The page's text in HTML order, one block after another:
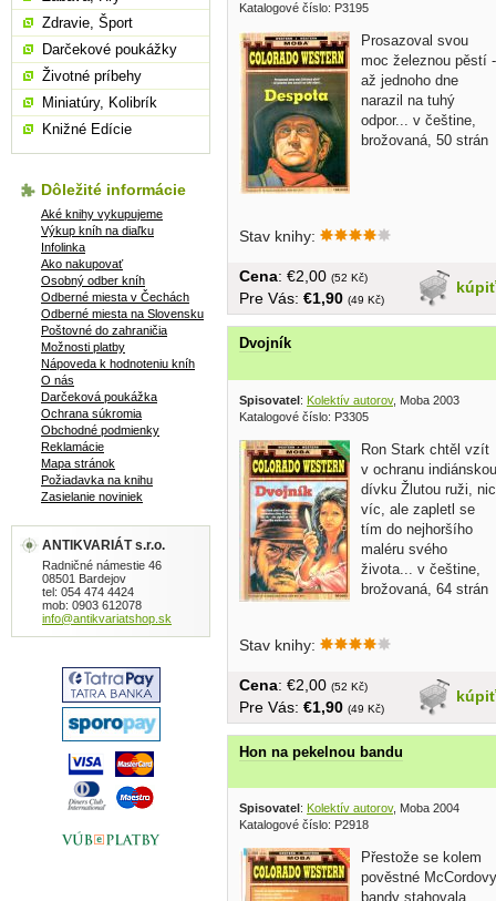
Katalogové číslo: P3195
Prosazoval svou
moc železnou pěstí -
až jednoho dne
narazil na tuhý
odpor... v češtine,
brožovaná, 50 strán
Stav knihy:
kúpiť
Cena: €2,00 (52 Kč)
Pre Vás: €1,90 (49 Kč)
Dvojník
Spisovatel: Kolektív autorov, Moba 2003
Katalogové číslo: P3305
Ron Stark chtěl vzít
v ochranu indiánskou
dívku Žlutou ruži, nic
víc, ale zapletl se
tím do nejhoršího
maléru svého
života... v češtine,
brožovaná, 64 strán
Stav knihy:
kúpiť
Cena: €2,00 (52 Kč)
Pre Vás: €1,90 (49 Kč)
Hon na pekelnou bandu
Spisovatel : Kolektív autorov, Moba 2004
Katalogové číslo: P2918
Přestože se kolem
pověstné McCordovy
bandy stahovala
Zdravie, Šport
Darčekové poukážky
Životné príbehy
Miniatúry, Kolibrík
Knižné Edície
Dôležité informácie
Aké knihy vykupujeme
Výkup kníh na diaľku
Infolinka
Ako nakupovať
Osobný odber kníh
Odberné miesta v Čechách
Odberné miesta na Slovensku
Poštovné do zahraničia
Možnosti platby
Nápoveda k hodnoteniu kníh
O nás
Darčeková poukážka
Ochrana súkromia
Obchodné podmienky
Reklamácie
Mapa stránok
Požiadavka na knihu
Zasielanie noviniek
ANTIKVARIÁT s.r.o.
Radničné námestie 46
08501 Bardejov
tel: 054 474 4424
mob: 0903 612078
info@antikvariatshop.sk